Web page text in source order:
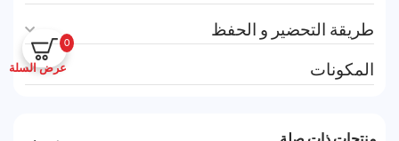
0
عرض السلة
طريقة التحضير و الحفظ
المكونات